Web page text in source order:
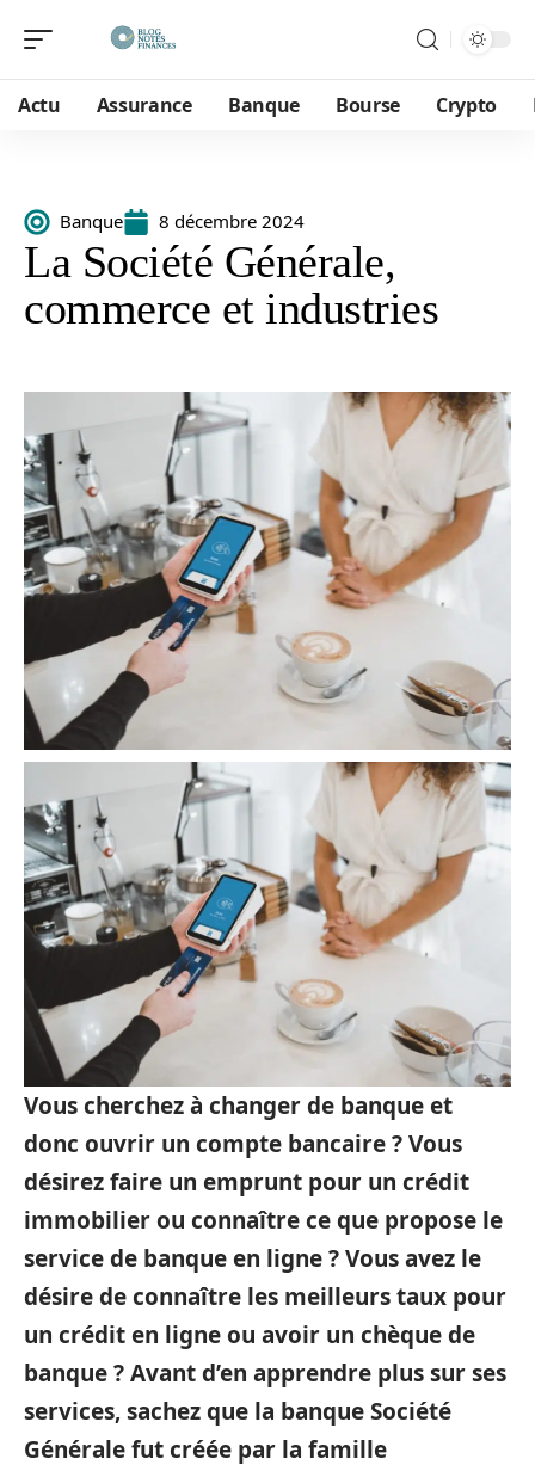
Actu Assurance Banque Bourse Crypto
Banque 8 décembre 2024
La Société Générale,
commerce et industries
Vous cherchez à changer de banque et
donc ouvrir un compte bancaire ? Vous
désirez faire un emprunt pour un crédit
immobilier ou connaître ce que propose le
service de banque en ligne ? Vous avez le
désire de connaître les meilleurs taux pour
un crédit en ligne ou avoir un chèque de
banque ?Avant d’en apprendre plus sur ses
services, sachez que la banque Société
Générale fut créée par la famille